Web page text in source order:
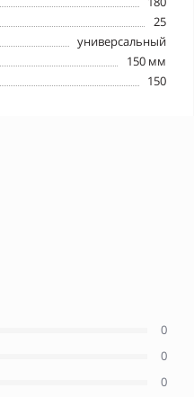
25
универсальный
150 мм
150
0
0
0